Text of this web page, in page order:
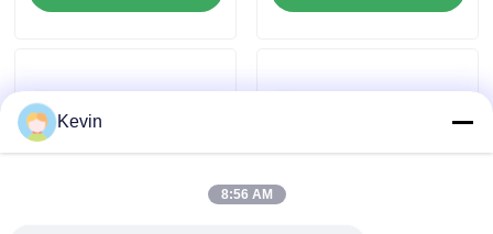
ニュース
引金 を 求め て ください
Kevin
8:56 AM